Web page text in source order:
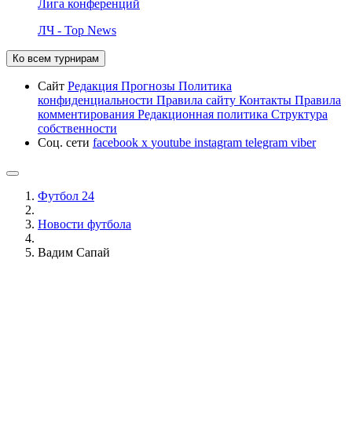
Лига конференций
ЛЧ - Top News
Ко всем турнирам
Сайт Редакция Прогнозы Политика
конфиденциальности Правила сайту Контакты Правила
комментирования Редакционная политика Структура
собственности
Соц. сети facebook x youtube instagram telegram viber
Футбол 24
Новости футбола
Вадим Сапай